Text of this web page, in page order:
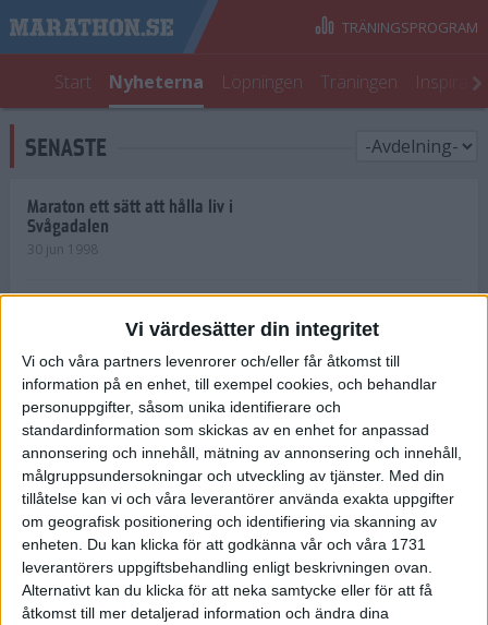
Vi värdesätter din integritet
Vi och våra partners levenrorer och/eller får åtkomst till
information på en enhet, till exempel cookies, och behandlar
personuppgifter, såsom unika identifierare och
standardinformation som skickas av en enhet for anpassad
annonsering och innehåll, mätning av annonsering och innehåll,
målgruppsundersokningar och utveckling av tjänster. Med din
tillåtelse kan vi och våra leverantörer använda exakta uppgifter
om geografisk positionering och identifiering via skanning av
enheten. Du kan klicka för att godkänna vår och våra 1731
leverantörers uppgiftsbehandling enligt beskrivningen ovan.
Alternativt kan du klicka för att neka samtycke eller för att få
åtkomst till mer detaljerad information och ändra dina
Start Nyheterna Löpningen Träningen
TRÄNINGSPROGRAM
SENASTE
Maraton ett sätt att hålla liv i
Svågadalen
30 jun 1998
Norrlänningar firade semester i
Strängnäs
28 jun 1998
Maratonlöparna bäst i Trosa
I år fick Andervang kransen
27 jun 1998